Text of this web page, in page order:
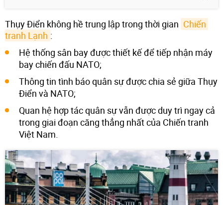
Thụy Điển không hề trung lập trong thời gian Chiến
tranh Lạnh :
Hệ thống sân bay được thiết kế để tiếp nhận máy
bay chiến đấu NATO;
Thông tin tình báo quân sự được chia sẻ giữa Thụy
Điển và NATO;
Quan hệ hợp tác quân sự vẫn được duy trì ngay cả
trong giai đoạn căng thẳng nhất của Chiến tranh
Việt Nam.